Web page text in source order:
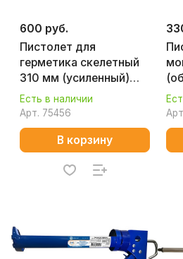
600 руб.
Пистолет для
герметика скелетный
310 мм (усиленный)
КОБАЛЬТ 244-001
Есть в наличии
Арт. 75456
В корзину